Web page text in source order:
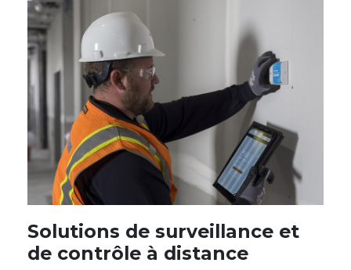
Solutions de surveillance et
de contrôle à distance